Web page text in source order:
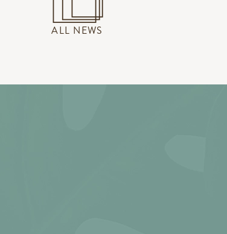
ALL NEWS